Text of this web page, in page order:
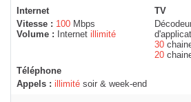
Internet
Vitesse : 100 Mbps
Volume :
Internet illimité
TV
30
20
Téléphone
Appels : illimité soir & week-end